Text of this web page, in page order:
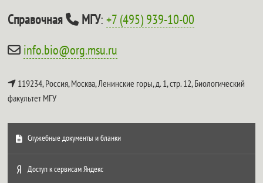
Справочная МГУ:+7 (495) 939-10-00
info.bio@org.msu.ru
119234, Россия, Москва, Ленинские горы, д. 1, стр. 12,Биологический
факультет МГУ
Служебные документы и бланки
Доступ к сервисам Яндекс